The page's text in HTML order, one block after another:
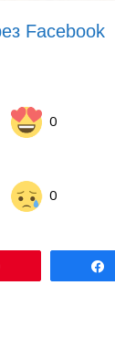
Facebook
0
0